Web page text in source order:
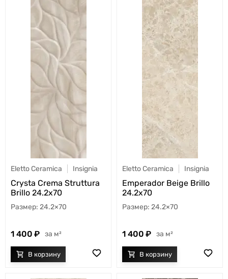
Eletto Ceramica Insignia
Crysta Crema Struttura
Brillo 24.2x70
24.2×70
1 400 м²
Eletto Ceramica Insignia
Emperador Beige Brillo
24.2x70
24.2×70
1 400 м²